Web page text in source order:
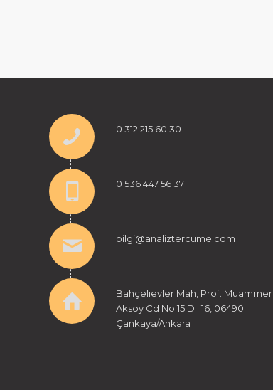
0 312 215 60 30
0 536 447 56 37
bilgi@analiztercume.com
Bahçelievler Mah, Prof. Muammer
Aksoy Cd No:15 D:. 16, 06490
Çankaya/Ankara